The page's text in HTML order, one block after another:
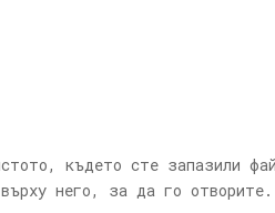
където сте запазили
него, за да го отворите.